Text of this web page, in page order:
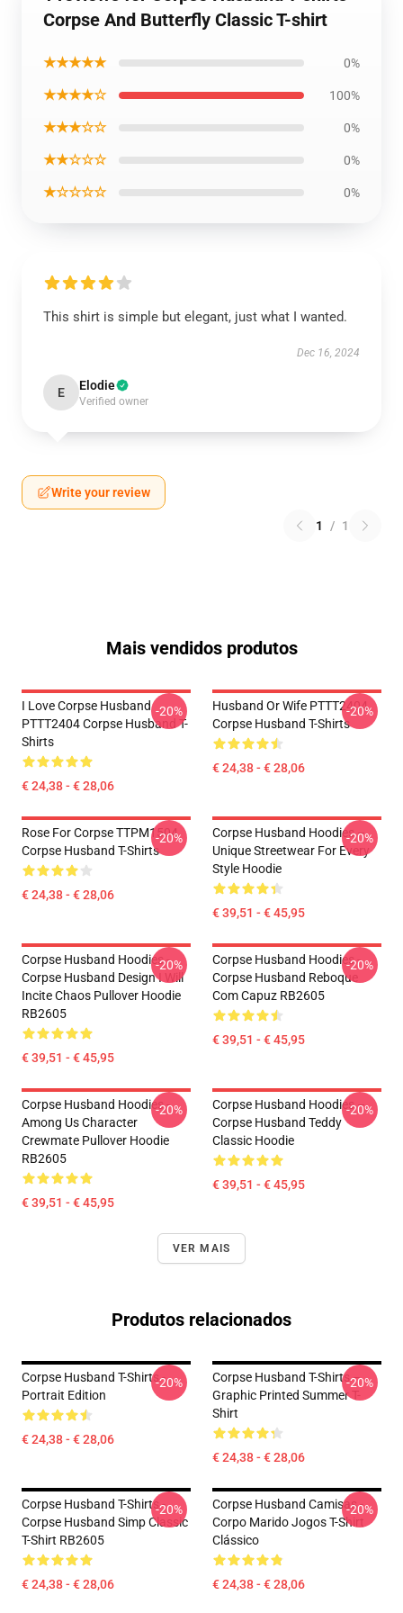
Corpse And Butterfly Classic T-shirt
★★★★★ 0%
★★★★☆ 100%
★★★☆☆ 0%
★★☆☆☆ 0%
★☆☆☆☆ 0%
This shirt is simple but elegant, just what I wanted.
Dec 16, 2024
E Elodie
Verified owner
Write your review
1 / 1
Mais vendidos produtos
I Love Corpse Husband
PTTT2404 Corpse Husband T-
Shirts
€ 24,38 - € 28,06
-20%
Husband Or Wife PTTT2404
Corpse Husband T-Shirts
€ 24,38 - € 28,06
-20%
Rose For Corpse TTPM1504
Corpse Husband T-Shirts
€ 24,38 - € 28,06
-20%
Corpse Husband Hoodies –
Unique Streetwear For Every
Style Hoodie
€ 39,51 - € 45,95
-20%
Corpse Husband Hoodies -
Corpse Husband Design I Will
Incite Chaos Pullover Hoodie
RB2605
€ 39,51 - € 45,95
-20%
Corpse Husband Hoodies -
Corpse Husband Reboque
Com Capuz RB2605
€ 39,51 - € 45,95
-20%
Corpse Husband Hoodies -
Among Us Character
Crewmate Pullover Hoodie
RB2605
€ 39,51 - € 45,95
-20%
Corpse Husband Hoodies –
Corpse Husband Teddy
Classic Hoodie
€ 39,51 - € 45,95
-20%
VER MAIS
Produtos relacionados
Corpse Husband T-Shirts -
Portrait Edition
€ 24,38 - € 28,06
-20%
Corpse Husband T-Shirts –
Graphic Printed Summer T-
Shirt
€ 24,38 - € 28,06
-20%
Corpse Husband T-Shirts -
Corpse Husband Simp Classic
T-Shirt RB2605
€ 24,38 - € 28,06
-20%
Corpse Husband Camisas -
Corpo Marido Jogos T-Shirt
Clássico
€ 24,38 - € 28,06
-20%